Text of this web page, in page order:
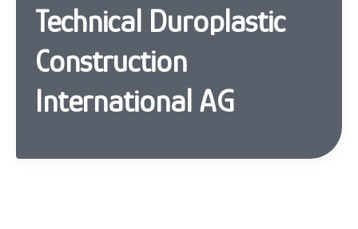
Technical Duroplastic
Construction
International AG